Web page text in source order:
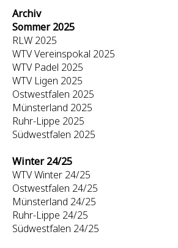
Archiv
Sommer 2025
RLW 2025
WTV Vereinspokal 2025
WTV Padel 2025
WTV Ligen 2025
Ostwestfalen 2025
Münsterland 2025
Ruhr-Lippe 2025
Südwestfalen 2025
Winter 24/25
WTV Winter 24/25
Ostwestfalen 24/25
Münsterland 24/25
Ruhr-Lippe 24/25
Südwestfalen 24/25